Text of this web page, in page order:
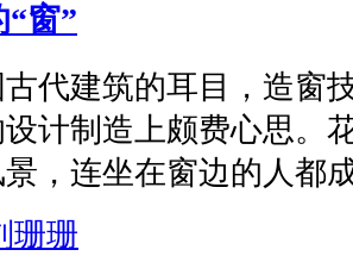
窗”
代建筑的耳目，造窗
计制造上颇费心思。
景，连坐在窗边的人
珊珊